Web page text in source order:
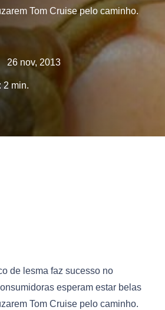
Tom Cruise pelo caminho.
26 nov, 2013
2 min.
de lesma faz sucesso no
esperam estar belas
Tom Cruise pelo caminho.